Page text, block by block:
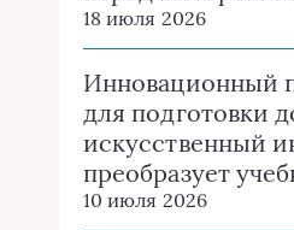
18 июля 2026
Инновационный
для подготовки
искусственный
преобразует
10 июля 2026